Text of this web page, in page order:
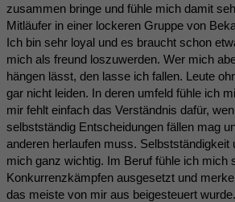
zusammen bringe und fühle mich damit
Mitläufer in einer lockeren Gruppe von
Ich bin sehr loyal und es braucht schon
mich als freund loszuwerden. Wer mich
hängen lässt, den lasse ich fallen. Leute
gar nicht leiden. In deren umfeld fühle ich
mir fehlt einfach das Verständnis dafür,
selbstständig Entscheidungen fällen mag
anderen herlaufen muss. Selbstständigkeit
mich ganz wichtig. Im Beruf fühle ich mich
Konkurrenzkämpfen ausgesetzt und
das meiste von mir aus beigesteuert